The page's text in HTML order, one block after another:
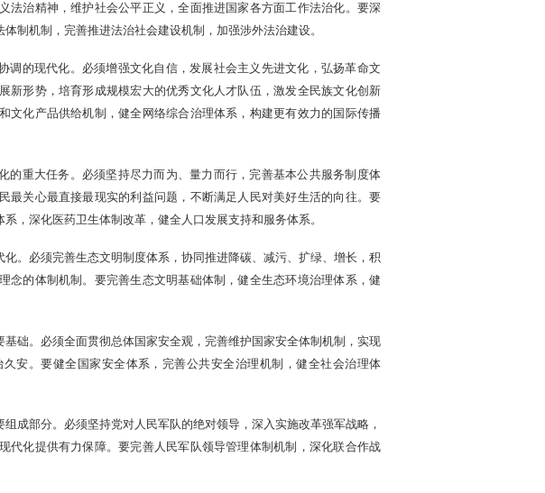
法治精神，维护社会公平正义，全面推进国家各方面工作法治化。要深
制机制，完善推进法治社会建设机制，加强涉外法治建设。
调的现代化。必须增强文化自信，发展社会主义先进文化，弘扬革命文
新形势，培育形成规模宏大的优秀文化人才队伍，激发全民族文化创新
文化产品供给机制，健全网络综合治理体系，构建更有效力的国际传播
的重大任务。必须坚持尽力而为、量力而行，完善基本公共服务制度体
最关心最直接最现实的利益问题，不断满足人民对美好生活的向往。要
，深化医药卫生体制改革，健全人口发展支持和服务体系。
。必须完善生态文明制度体系，协同推进降碳、减污、扩绿、增长，积
念的体制机制。要完善生态文明基础体制，健全生态环境治理体系，健
础。必须全面贯彻总体国家安全观，完善维护国家安全体制机制，实现
安。要健全国家安全体系，完善公共安全治理机制，健全社会治理体
成部分。必须坚持党对人民军队的绝对领导，深入实施改革强军战略，
代化提供有力保障。要完善人民军队领导管理体制机制，深化联合作战